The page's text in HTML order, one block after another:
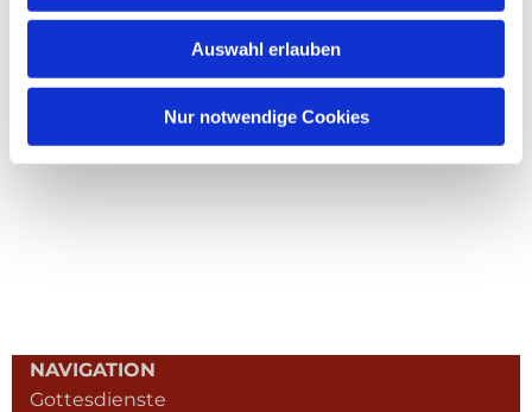
Auswahl erlauben
Nur notwendige Cookies
NAVIGATION
Gottesdienste